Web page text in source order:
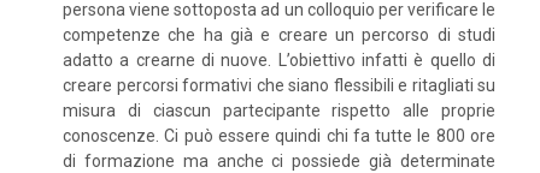
persona viene sottoposta ad un colloquio per verificare le
competenze che ha già e creare un percorso di studi
adatto a crearne di nuove. L’obiettivo infatti è quello di
creare percorsi formativi che siano flessibili e ritagliati su
misura di ciascun partecipante rispetto alle proprie
conoscenze. Ci può essere quindi chi fa tutte le 800 ore
di formazione ma anche ci possiede già determinate